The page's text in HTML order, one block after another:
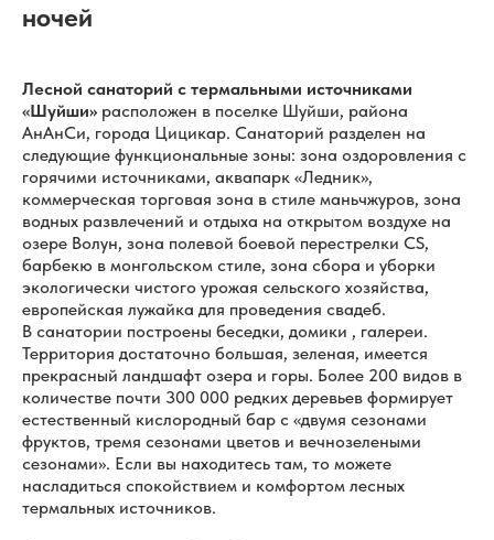
ночей
Лесной санаторий с термальными источниками
«Шуйши» расположен в поселке Шуйши, района
АнАнСи, города Цицикар. Санаторий разделен на
следующие функциональные зоны: зона оздоровления с
горячими источниками, аквапарк «Ледник»,
коммерческая торговая зона в стиле маньчжуров, зона
водных развлечений и отдыха на открытом воздухе на
озере Волун, зона полевой боевой перестрелки CS,
барбекю в монгольском стиле, зона сбора и уборки
экологически чистого урожая сельского хозяйства,
европейская лужайка для проведения свадеб.
В санатории построены беседки, домики , галереи.
Территория достаточно большая, зеленая, имеется
прекрасный ландшафт озера и горы. Более 200 видов в
количестве почти 300 000 редких деревьев формирует
естественный кислородный бар с «двумя сезонами
фруктов, тремя сезонами цветов и вечнозелеными
сезонами». Если вы находитесь там, то можете
насладиться спокойствием и комфортом лесных
термальных источников.